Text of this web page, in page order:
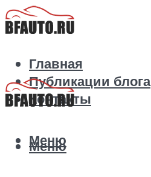
Главная
Публикации блога
Контакты
Меню
Меню